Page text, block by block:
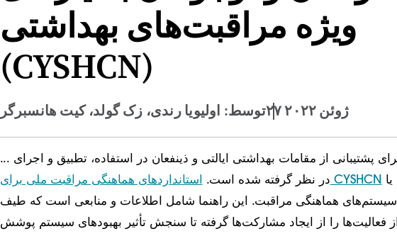
ویژه مراقبت‌های بهداشتی
(CYSHCN)
توسط: اولیویا رندی، زک گولد، کیت هانسبرگر ۲۷ ژوئن ۲۰۲۲
برای پشتیبانی از مقامات بهداشتی ایالتی و ذینفعان در استفاده، تطبیق و اجرای ...
در نظر گرفته شده است. استانداردهای هماهنگی مراقبت ملی برای CYSHCN
سیستم‌های هماهنگی مراقبت. این راهنما شامل اطلاعات و منابعی است که طیف
فعالیت‌ها را از ایجاد مشارکت‌ها گرفته تا سنجش تأثیر بهبودهای سیستم پوشش